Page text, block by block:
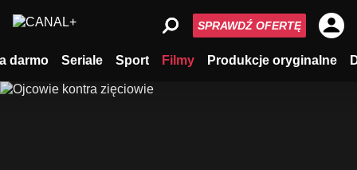
darmo Seriale Sport Filmy Produkcje oryginalne
SPRAWDŹ OFERTĘ